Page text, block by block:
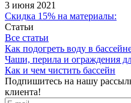
3 июня 2021
Скидка 15% на материалы:
Статьи
Все статьи
Как подогреть воду в
Чаши, перила и ограждения
Как и чем чистить бассейн
Подпишитесь на нашу
клиента!